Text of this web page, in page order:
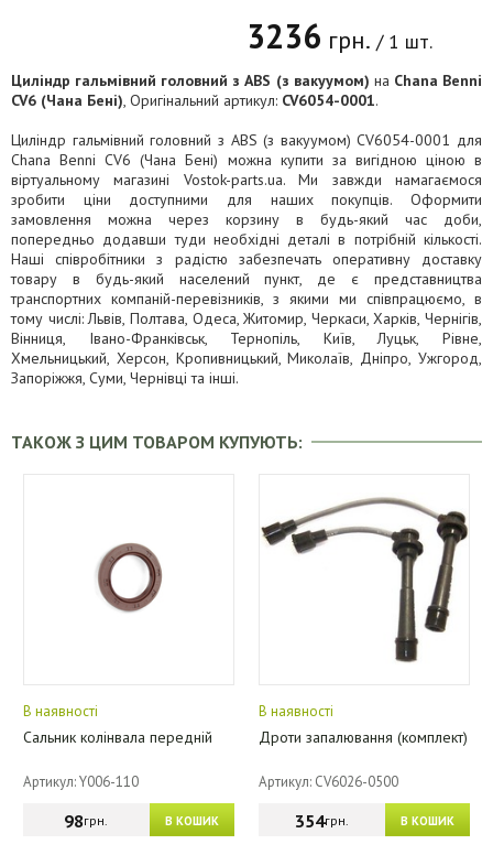
3236 грн. / 1 шт.
Циліндр гальмівний головний з ABS (з вакуумом) на Chana Benni
CV6 (Чана Бені), Оригінальний артикул: CV6054-0001.
Циліндр гальмівний головний з ABS (з вакуумом) CV6054-0001 для
Chana Benni CV6 (Чана Бені) можна купити за вигідною ціною в
віртуальному магазині Vostok-parts.ua. Ми завжди намагаємося
зробити ціни доступними для наших покупців. Оформити
замовлення можна через корзину в будь-який час доби,
попередньо додавши туди необхідні деталі в потрібній кількості.
Наші співробітники з радістю забезпечать оперативну доставку
товару в будь-який населений пункт, де є представництва
транспортних компаній-перевізників, з якими ми співпрацюємо, в
тому числі: Львів, Полтава, Одеса, Житомир, Черкаси, Харків, Чернігів,
Вінниця, Івано-Франківськ, Тернопіль, Київ, Луцьк, Рівне,
Хмельницький, Херсон, Кропивницький, Миколаїв, Дніпро, Ужгород,
Запоріжжя, Суми, Чернівці та інші.
ТАКОЖ З ЦИМ ТОВАРОМ КУПУЮТЬ:
В наявності
Сальник колінвала передній
Артикул: Y006-110
В КОШИК
98грн.
В наявності
Дроти запалювання (комплект)
Артикул: CV6026-0500
В КОШИК
354грн.